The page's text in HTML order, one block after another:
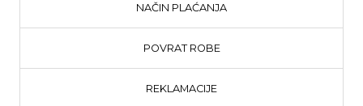
NAČIN PLAĆANJA
POVRAT ROBE
REKLAMACIJE